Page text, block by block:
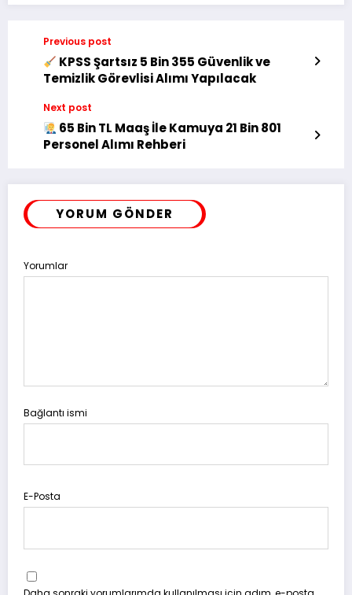
Previous post
KPSS Şartsız 5 Bin 355 Güvenlik ve
Temizlik Görevlisi Alımı Yapılacak
Next post
65 Bin TL Maaş İle Kamuya 21 Bin 801
Personel Alımı Rehberi
YORUM GÖNDER
Yorumlar
Bağlantı ismi
E-Posta